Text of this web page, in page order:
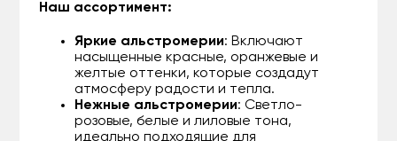
Наш ассортимент:
Яркие альстромерии: Включают
насыщенные красные, оранжевые и
желтые оттенки, которые создадут
атмосферу радости и тепла.
Нежные альстромерии: Светло-
розовые, белые и лиловые тона,
идеально подходящие для